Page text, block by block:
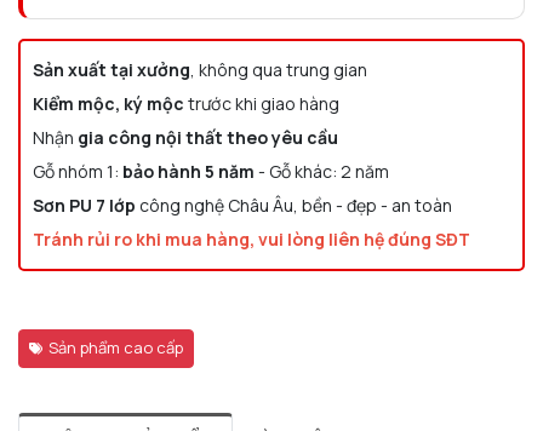
Sản xuất tại xưởng, không qua trung gian
Kiểm mộc, ký mộc trước khi giao hàng
Nhận gia công nội thất theo yêu cầu
Gỗ nhóm 1: bảo hành 5 năm - Gỗ khác: 2 năm
Sơn PU 7 lớp công nghệ Châu Âu, bền - đẹp - an toàn
Tránh rủi ro khi mua hàng, vui lòng liên hệ đúng SĐT
Sản phẩm cao cấp